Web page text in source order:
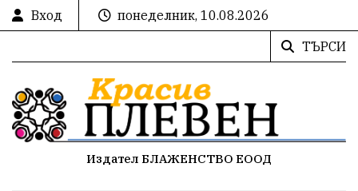
Вход
понеделник, 10.08.2026
ТЪРСИ
Издател БЛАЖЕНСТВО ЕООД